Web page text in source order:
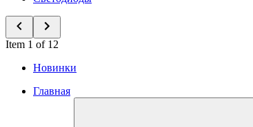
Item 1 of 12
Новинки
Главная